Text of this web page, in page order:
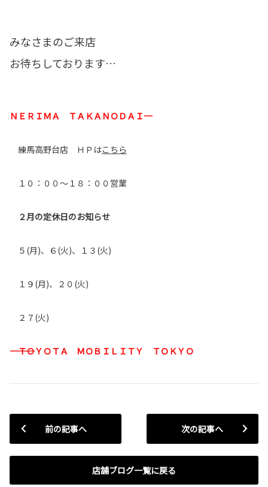
みなさまのご来店
お待ちしております…
ＮＥＲＩＭＡ ＴＡＫＡＮＯＤＡＩ―――――――――
練馬高野台店 ＨＰはこちら
１０：００～１８：００営業
２月の定休日のお知らせ
５(月)、６(火)、１３(火)
１９(月)、２０(火)
２７(火)
―――――――ＴＯＹＯＴＡ ＭＯＢＩＬＩＴＹ ＴＯＫＹＯ
前の記事へ
店舗ブログ一覧に戻る
次の記事へ